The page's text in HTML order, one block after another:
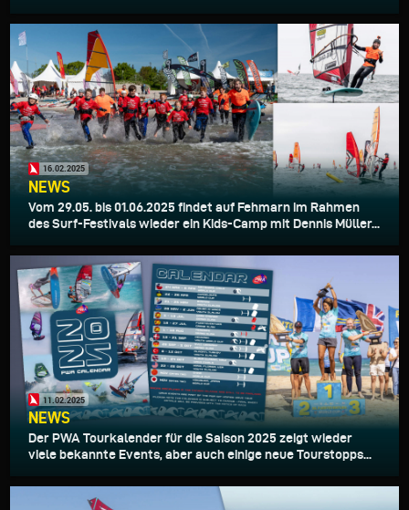
16.02.2025
NEWS
Vom 29.05. bis 01.06.2025 findet auf Fehmarn im Rahmen
des Surf-Festivals wieder ein Kids-Camp mit Dennis Müller...
11.02.2025
NEWS
Der PWA Tourkalender für die Saison 2025 zeigt wieder
viele bekannte Events, aber auch einige neue Tourstopps...